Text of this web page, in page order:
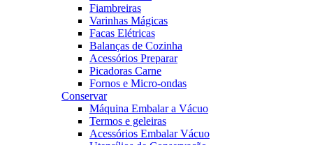
Fiambreiras
Varinhas Mágicas
Facas Elétricas
Balanças de Cozinha
Acessórios Preparar
Picadoras Carne
Fornos e Micro-ondas
Conservar
Máquina Embalar a Vácuo
Termos e geleiras
Acessórios Embalar Vácuo